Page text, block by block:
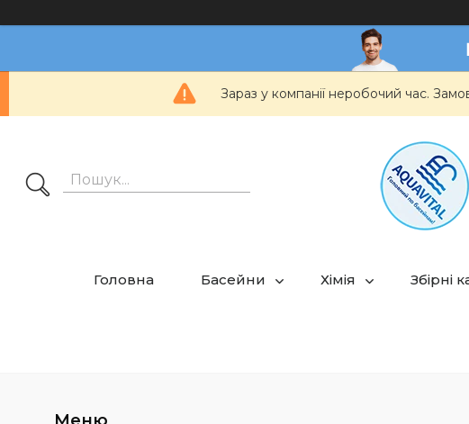
Зараз у компанії неробочий час.
Головна Басейни Хімія Збірні